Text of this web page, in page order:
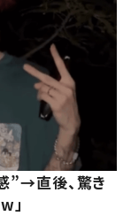
”→直後、驚き
」